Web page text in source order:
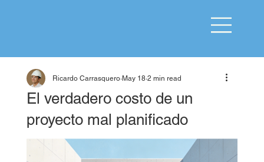
El verdadero costo de un
proyecto mal planificado
Ricardo Carrasquero May 18 2 min read